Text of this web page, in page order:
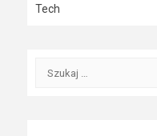
Tech
Szukaj: